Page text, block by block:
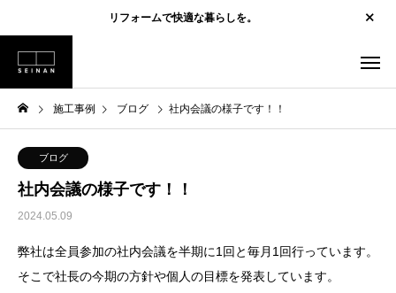
リフォームで快適な暮らしを。
施工事例 ブログ 社内会議の様子です！！
ブログ
社内会議の様子です！！
2024.05.09
弊社は全員参加の社内会議を半期に1回と毎月1回行っています。
そこで社長の今期の方針や個人の目標を発表しています。